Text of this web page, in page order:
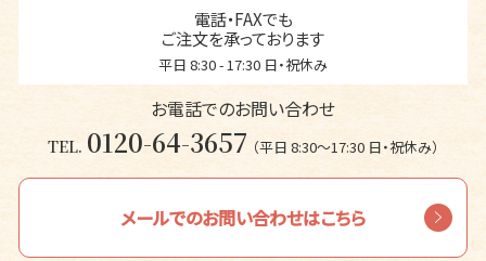
電話・FAXでも
ご注文を承っております
平日 8:30 - 17:30 日・祝休み
お電話でのお問い合わせ
TEL. 0120-64-3657 （平日 8:30〜17:30 日・祝休み）
メールでのお問い合わせはこちら